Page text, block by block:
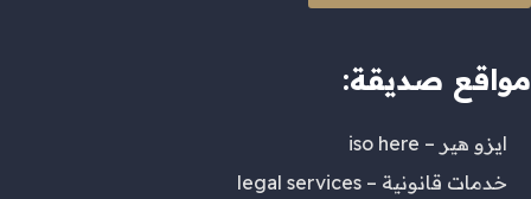
مواقع صديقة:
ايزو هير – iso here
خدمات قانونية – legal services